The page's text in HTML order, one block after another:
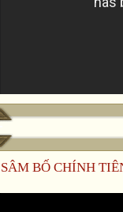
SÂM BỐ CHÍNH